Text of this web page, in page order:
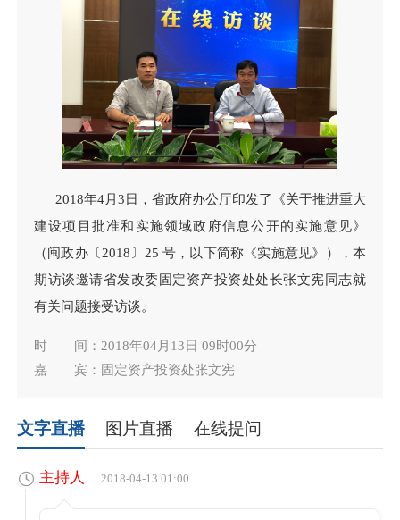
2018年4月3日，省政府办公厅印发了《关于推进重大
建设项目批准和实施领域政府信息公开的实施意见》
（闽政办〔2018〕25 号，以下简称《实施意见》），本
期访谈邀请省发改委固定资产投资处处长张文宪同志就
有关问题接受访谈。
时 间：2018年04月13日 09时00分
嘉 宾：固定资产投资处张文宪
文字直播 图片直播 在线提问
主持人 2018-04-13 01:00